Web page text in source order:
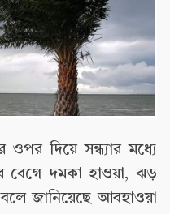
দিয়ে সন্ধ্যার মধ্যে
বেগে দমকা হাওয়া, ঝড়
জানিয়েছে আবহাওয়া